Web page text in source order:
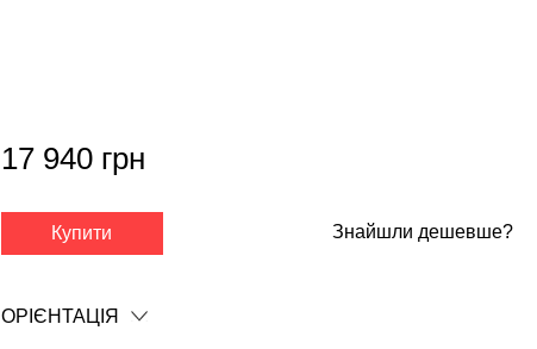
✕
17 940 грн
Купити Знайшли дешевше?
ОРІЄНТАЦІЯ